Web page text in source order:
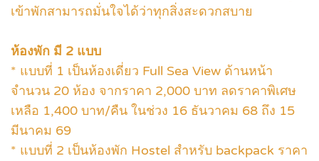
เข้าพักสามารถมั่นใจได้ว่าทุกสิ่งสะดวกสบาย
ห้องพัก มี 2 แบบ
* แบบที่ 1 เป็นห้องเดี่ยว Full Sea View ด้านหน้า
จำนวน 20 ห้อง จากราคา 2,000 บาท ลดราคาพิเศษ
เหลือ 1,400 บาท/คืน ในช่วง 16 ธันวาคม 68 ถึง 15
มีนาคม 69
* แบบที่ 2 เป็นห้องพัก Hostel สำหรับ backpack ราคา